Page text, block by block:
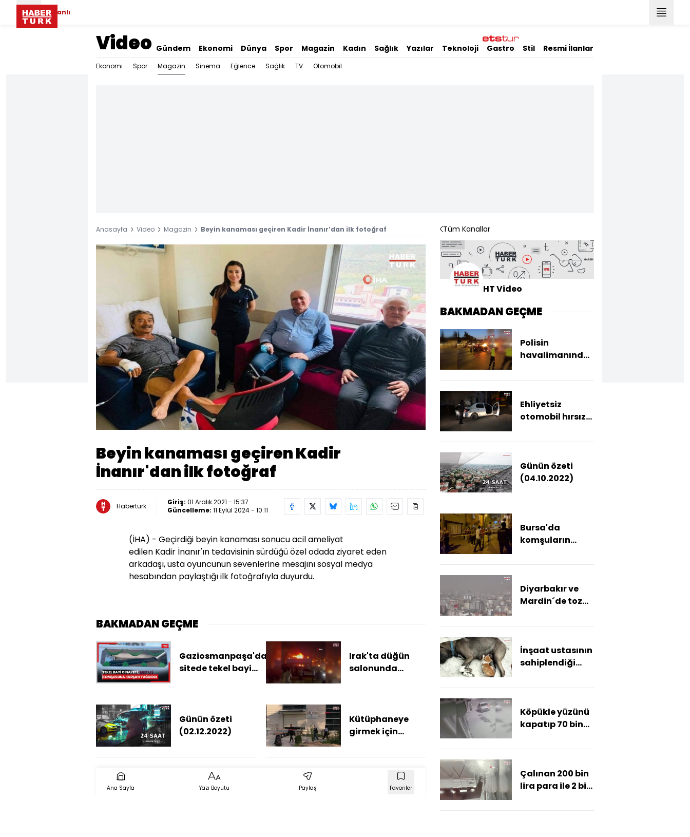
Canlı
Video Gündem Ekonomi Dünya Spor Magazin Kadın Sağlık Yazılar Teknoloji Gastro Stil Resmi İlanlar
Ekonomi Spor Magazin Sinema Eğlence Sağlık TV Otomobil
Anasayfa Video Magazin Beyin kanaması geçiren Kadir İnanır’dan ilk fotoğraf
Aç
Yüklendi:
23.46%
Oynatma
Beyin kanaması geçiren Kadir
İnanır'dan ilk fotoğraf
Habertürk Giriş: 01 Aralık 2021 - 15:37
Güncelleme: 11 Eylül 2024 - 10:11
(İHA) - Geçirdiği beyin kanaması sonucu acil ameliyat
edilen Kadir İnanır'ın tedavisinin sürdüğü özel odada ziyaret eden
arkadaşı, usta oyuncunun sevenlerine mesajını sosyal medya
hesabından paylaştığı ilk fotoğrafıyla duyurdu.
BAKMADAN GEÇME
Gaziosmanpaşa'da
sitede tekel bayi
tarafından 8
öldürüldü
Irak'ta düğün
salonunda
Günün özeti
(02.12.2022)
Kütüphaneye
girmek için
Ana Sayfa Yazı Boyutu Paylaş Favoriler
Tüm Kanallar
HT Video
BAKMADAN GEÇME
Polisin
havalimanından
kazada hayatını
Ehliyetsiz
otomobil hırsızı
takibin
kamyonetin
altında
Günün özeti
(04.10.2022)
Bursa'da
komşuların
kavgasında
Diyarbakır ve
Mardin´de toz
oldu
İnşaat ustasının
sahiplendiği
kediye de
Köpükle yüzünü
kapatıp 70 bin
motosikleti
Çalınan 200 bin
lira para ile 2 bin
geçirildi